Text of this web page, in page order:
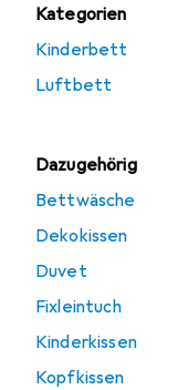
Kategorien
Kinderbett
Luftbett
Dazugehörig
Bettwäsche
Dekokissen
Duvet
Fixleintuch
Kinderkissen
Kopfkissen